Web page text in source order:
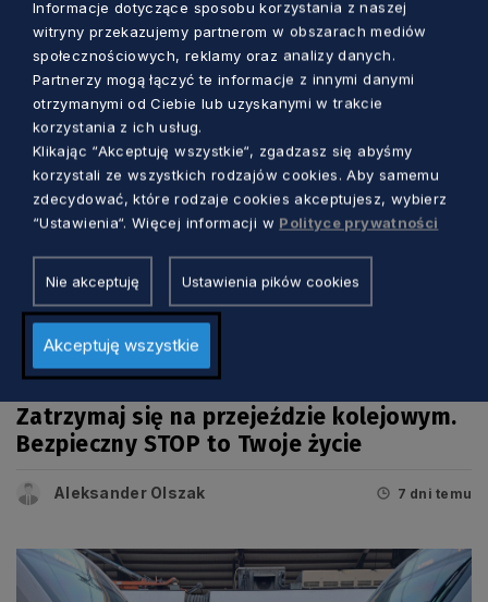
Zobacz również
KOMUNIKACJA
Zatrzymaj się na przejeździe kolejowym.
Bezpieczny STOP to Twoje życie
Aleksander Olszak 7 dni temu
Informacje dotyczące sposobu korzystania z naszej
witryny przekazujemy partnerom w obszarach mediów
społecznościowych, reklamy oraz analizy danych.
Partnerzy mogą łączyć te informacje z innymi danymi
otrzymanymi od Ciebie lub uzyskanymi w trakcie
korzystania z ich usług.
Klikając “Akceptuję wszystkie“, zgadzasz się abyśmy
korzystali ze wszystkich rodzajów cookies. Aby samemu
zdecydować, które rodzaje cookies akceptujesz, wybierz
“Ustawienia“. Więcej informacji w Polityce prywatności
Nie akceptuję Ustawienia pików cookies
Akceptuję wszystkie